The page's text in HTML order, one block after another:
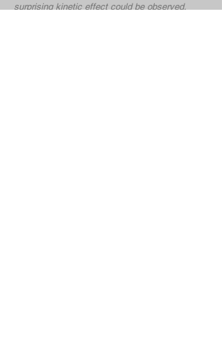
surprising kinetic effect could be observed.